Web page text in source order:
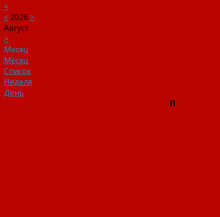
<
< 2026 >
Август
>
Месяц
Месяц
Список
Неделя
День
П